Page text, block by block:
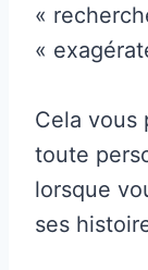
«
«
Cela vous
toute
lorsque
ses